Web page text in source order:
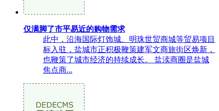
仅满脚了市平易近的购物需求
此中，沿海国际灯饰城、明珠世贸商城等贸易项目
标入驻，盐城市正积极鞭策建军文商旅街区焕新，
也鞭策了城市经济的持续成长。 盐渎商圈是盐城
焦点商...